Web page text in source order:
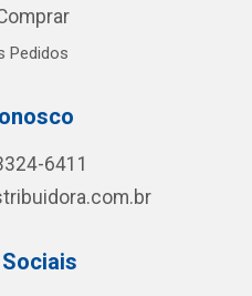
Pedidos
6411